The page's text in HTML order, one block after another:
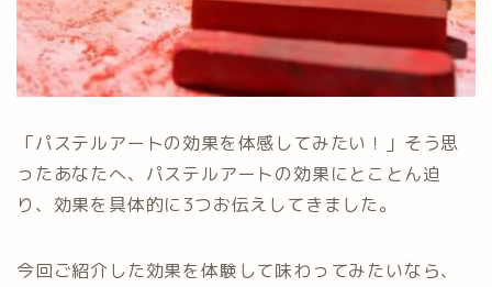
「パステルアートの効果を体感してみたい！」そう思
ったあなたへ、パステルアートの効果にとことん迫
り、効果を具体的に3つお伝えしてきました。
今回ご紹介した効果を体験して味わってみたいなら、